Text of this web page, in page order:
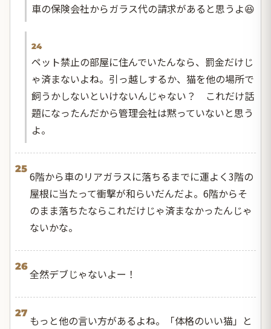
車の保険会社からガラス代の請求があると思うよ😆
24
ペット禁止の部屋に住んでいたんなら、罰金だけじ
ゃ済まないよね。引っ越しするか、猫を他の場所で
飼うかしないといけないんじゃない？ これだけ話
題になったんだから管理会社は黙っていないと思う
よ。
25
6階から車のリアガラスに落ちるまでに運よく3階の
屋根に当たって衝撃が和らいだんだよ。6階からそ
のまま落ちたならこれだけじゃ済まなかったんじゃ
ないかな。
26
全然デブじゃないよー！
27
もっと他の言い方があるよね。「体格のいい猫」と